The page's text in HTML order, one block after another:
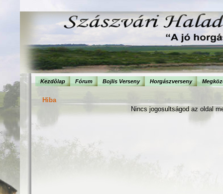
Kezdõlap Fórum Bojlis Verseny Horgászverseny
Hiba
Nincs jogosultságod az oldal